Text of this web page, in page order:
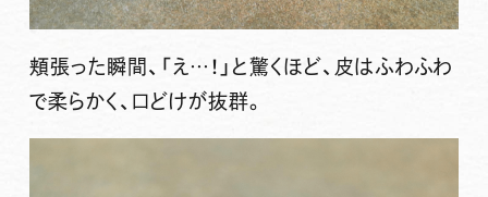
頬張った瞬間、「え…！」と驚くほど、皮はふわふわ
で柔らかく、口どけが抜群。